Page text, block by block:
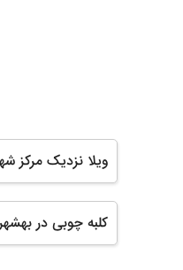
ویلا نزدیک مرکز
کلبه چوبی در بهشهر